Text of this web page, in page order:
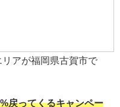
リアが福岡県古賀市で
戻ってくるキャンペー